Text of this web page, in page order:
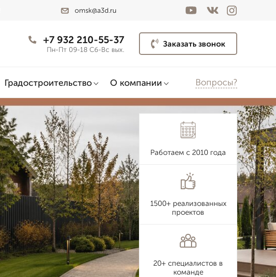
omsk@a3d.ru
+7 932 210-55-37
Пн-Пт 09-18 Сб-Вс вых.
Заказать звонок
Градостроительство О компании Вопросы?
Работаем с 2010 года
1500+ реализованных
проектов
20+ специалистов в
команде